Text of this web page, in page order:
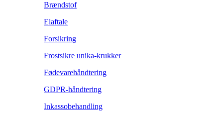
Brændstof
Elaftale
Forsikring
Frostsikre unika-krukker
Fødevarehåndtering
GDPR-håndtering
Inkassobehandling